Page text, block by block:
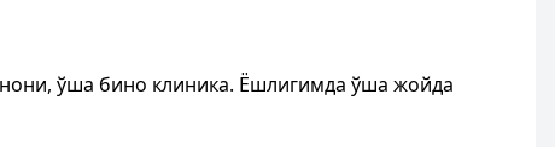
ўша бино клиника. Ёшлигимда ўша жойда